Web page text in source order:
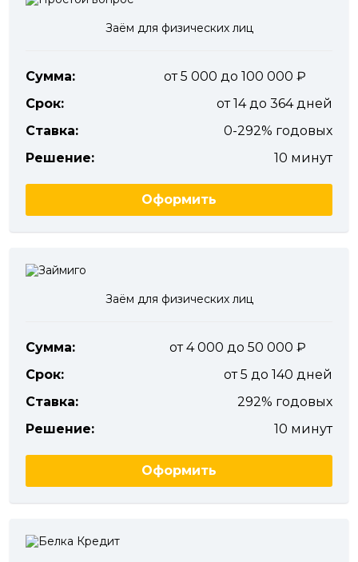
Заём для физических лиц
Сумма:
от 5 000 до 100 000
Срок:
от 14 до 364 дней
Ставка:
0-292% годовых
Решение:
10 минут
Оформить
Заём для физических лиц
Сумма:
от 4 000 до 50 000
Срок:
от 5 до 140 дней
Ставка:
292% годовых
Решение:
10 минут
Оформить